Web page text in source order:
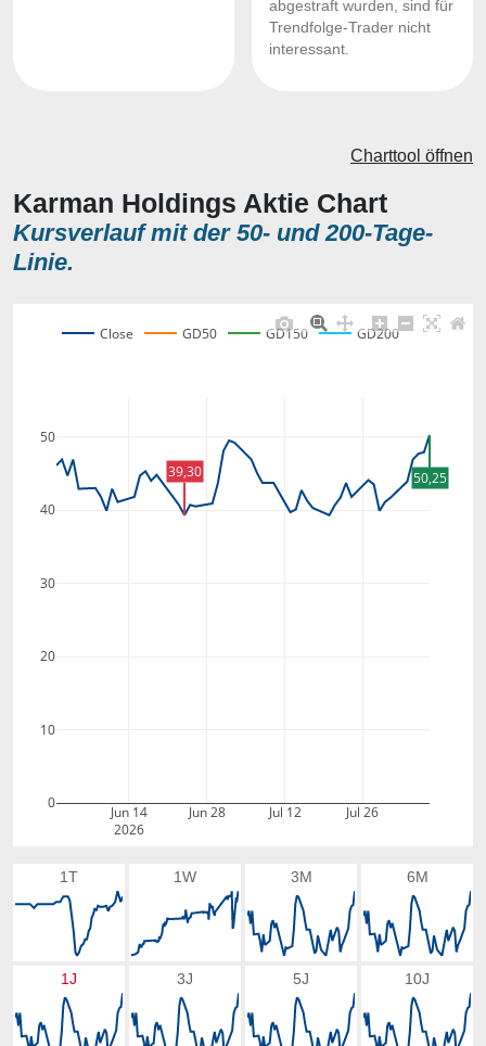
abgestraft wurden, sind für
Trendfolge-Trader nicht
interessant.
Karman Holdings Aktie Chart
Kursverlauf mit der 50- und 200-Tage-
Linie.
Charttool öffnen
Jun 14
2026
Jun 28 Jul 12 Jul 26
0
10
20
30
40
50
Close GD50 GD150 GD200
50,25
39,30
1T 1W 3M 6M
1J 3J 5J 10J